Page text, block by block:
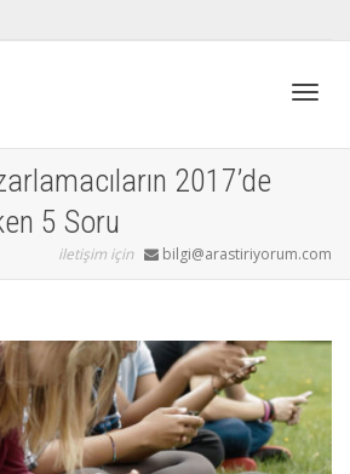
2017’de
5 Soru
iletişim için bilgi@arastiriyorum.com